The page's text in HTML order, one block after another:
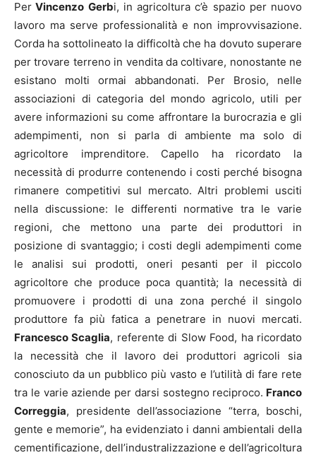
Per Vincenzo Gerbi, in agricoltura c’è spazio per nuovo
lavoro ma serve professionalità e non improvvisazione.
Corda ha sottolineato la difficoltà che ha dovuto superare
per trovare terreno in vendita da coltivare, nonostante ne
esistano molti ormai abbandonati. Per Brosio, nelle
associazioni di categoria del mondo agricolo, utili per
avere informazioni su come affrontare la burocrazia e gli
adempimenti, non si parla di ambiente ma solo di
agricoltore imprenditore. Capello ha ricordato la
necessità di produrre contenendo i costi perché bisogna
rimanere competitivi sul mercato. Altri problemi usciti
nella discussione: le differenti normative tra le varie
regioni, che mettono una parte dei produttori in
posizione di svantaggio; i costi degli adempimenti come
le analisi sui prodotti, oneri pesanti per il piccolo
agricoltore che produce poca quantità; la necessità di
promuovere i prodotti di una zona perché il singolo
produttore fa più fatica a penetrare in nuovi mercati.
Francesco Scaglia, referente di Slow Food, ha ricordato
la necessità che il lavoro dei produttori agricoli sia
conosciuto da un pubblico più vasto e l’utilità di fare rete
tra le varie aziende per darsi sostegno reciproco. Franco
Correggia, presidente dell’associazione “terra, boschi,
gente e memorie”, ha evidenziato i danni ambientali della
cementificazione, dell’industralizzazione e dell’agricoltura